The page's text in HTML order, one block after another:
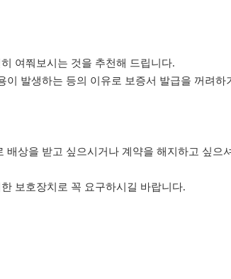
여쭤보시는 것을 추천해 드립니다.
발생하는 등의 이유로 보증서 발급을 꺼려하
상을 받고 싶으시거나 계약을 해지하고 싶으
보호장치로 꼭 요구하시길 바랍니다.